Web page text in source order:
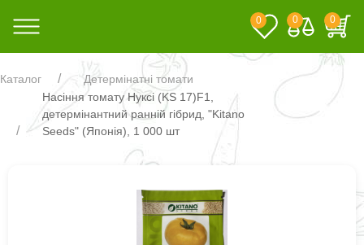
0 0 0
Каталог
Детермінатні томати
Насіння томату Нуксі (KS 17)F1,
детермінантний ранній гібрид, "Kitano
Seeds" (Японія), 1 000 шт